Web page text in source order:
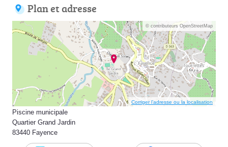
Plan et adresse
© contributeurs OpenStreetMap
Corriger l’adresse ou la localisation
Piscine municipale
Quartier Grand Jardin
83440 Fayence